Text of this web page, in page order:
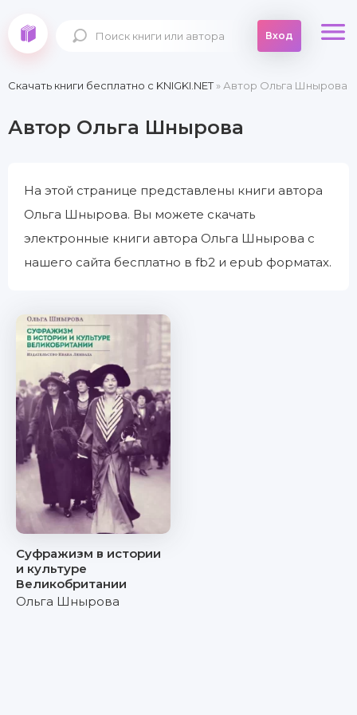
Вход
Скачать книги бесплатно c KNIGKI.NET» Автор Ольга Шнырова
Автор Ольга Шнырова
На этой странице представлены книги автора
Ольга Шнырова. Вы можете скачать
электронные книги автора Ольга Шнырова с
нашего сайта бесплатно в fb2 и epub форматах.
Суфражизм в истории
и культуре
Великобритании
Ольга Шнырова